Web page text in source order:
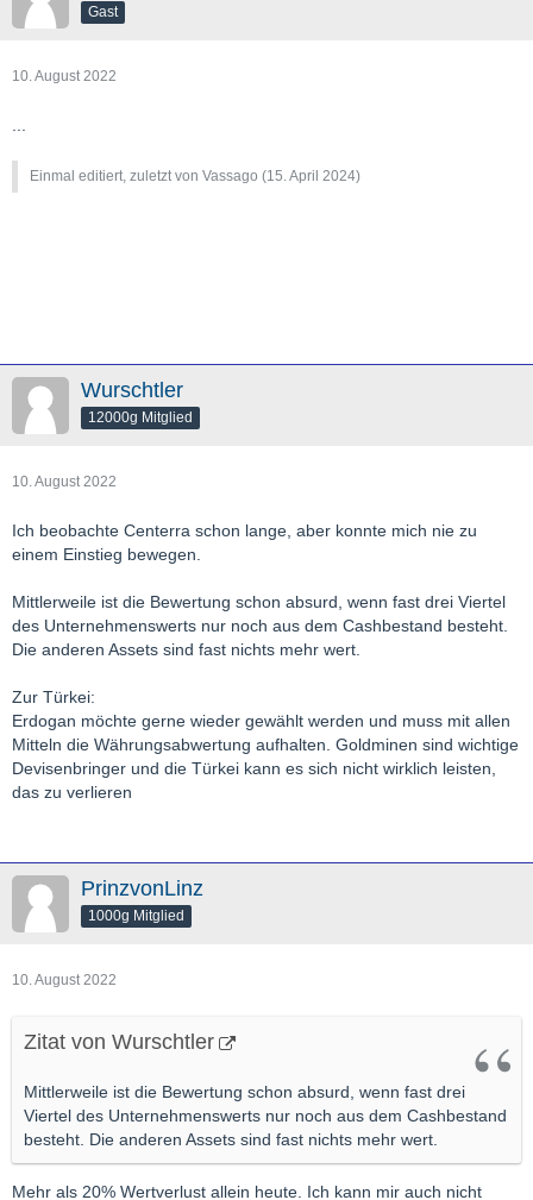
Gast
10. August 2022
Einmal editiert, zuletzt von Vassago (15. April 2024)
Wurschtler
12000g Mitglied
10. August 2022
Ich beobachte Centerra schon lange, aber konnte mich nie zu
einem Einstieg bewegen.
Mittlerweile ist die Bewertung schon absurd, wenn fast drei Viertel
des Unternehmenswerts nur noch aus dem Cashbestand besteht.
Die anderen Assets sind fast nichts mehr wert.
Zur Türkei:
Erdogan möchte gerne wieder gewählt werden und muss mit allen
Mitteln die Währungsabwertung aufhalten. Goldminen sind wichtige
Devisenbringer und die Türkei kann es sich nicht wirklich leisten,
das zu verlieren
PrinzvonLinz
1000g Mitglied
10. August 2022
Zitat von Wurschtler
Mittlerweile ist die Bewertung schon absurd, wenn fast drei
Viertel des Unternehmenswerts nur noch aus dem Cashbestand
besteht. Die anderen Assets sind fast nichts mehr wert.
Mehr als 20% Wertverlust allein heute. Ich kann mir auch nicht